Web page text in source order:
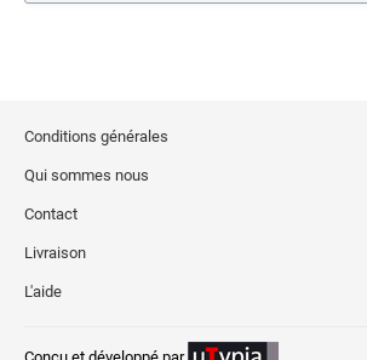
Conditions générales
Qui sommes nous
Contact
Livraison
L'aide